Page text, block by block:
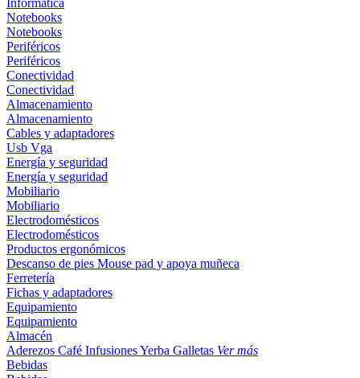
Informática
Notebooks
Notebooks
Periféricos
Periféricos
Conectividad
Conectividad
Almacenamiento
Almacenamiento
Cables y adaptadores
Usb Vga
Energía y seguridad
Energía y seguridad
Mobiliario
Mobiliario
Electrodomésticos
Electrodomésticos
Productos ergonómicos
Descanso de pies Mouse pad y apoya muñeca
Ferretería
Fichas y adaptadores
Equipamiento
Equipamiento
Almacén
Aderezos Café InfusionesYerba Galletas Ver más
Bebidas